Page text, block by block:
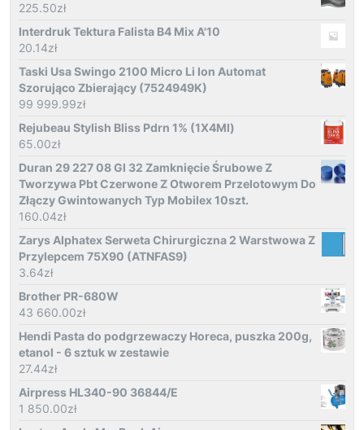
225.50zł
Interdruk Tektura Falista B4 Mix A'10
20.14zł
Taski Usa Swingo 2100 Μicro Li Ion Automat
Szorująco Zbierający (7524949K)
99 999.99zł
Rejubeau Stylish Bliss Pdrn 1% (1X4Ml)
65.00zł
Duran 29 227 08 Gl 32 Zamknięcie Śrubowe Z
Tworzywa Pbt Czerwone Z Otworem Przelotowym Do
Złączy Gwintowanych Typ Mobilex 10szt.
160.04zł
Zarys Alphatex Serweta Chirurgiczna 2 Warstwowa Z
Przylepcem 75X90 (ATNFAS9)
3.64zł
Brother PR-680W
43 660.00zł
Hendi Pasta do podgrzewaczy Horeca, puszka 200g,
etanol - 6 sztuk w zestawie
27.44zł
Airpress HL340-90 36844/E
1 850.00zł